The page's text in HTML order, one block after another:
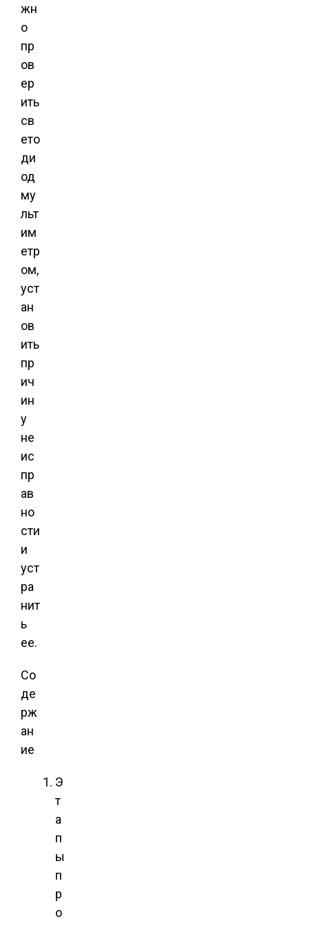
жн
о
пр
ов
ер
ить
св
ето
ди
од
му
льт
им
етр
ом,
уст
ан
ов
ить
пр
ич
ин
у
не
ис
пр
ав
но
сти
и
уст
ра
нит
ь
ее.
Со
де
рж
ан
ие
Э
т
а
п
ы
п
р
о